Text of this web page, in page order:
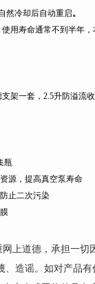
然冷却后自动重启。
用寿命通常不到半年
架一套， 2.5升防溢流
瓶
源，提高真空泵寿命
止二次污染
上道德，承担一切
造谣。如对产品有